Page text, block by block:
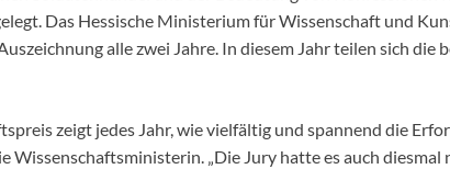
Das Hessische Ministerium für Wissenschaft und
alle zwei Jahre. In diesem Jahr teilen sich die
zeigt jedes Jahr, wie vielfältig und spannend die
Wissenschaftsministerin. „Die Jury hatte es auch